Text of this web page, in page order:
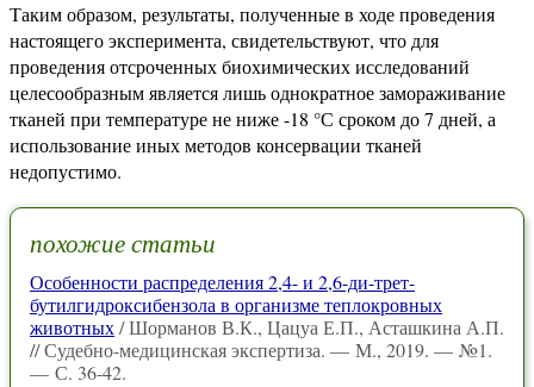
Таким образом, результаты, полученные в ходе проведения
настоящего эксперимента, свидетельствуют, что для
проведения отсроченных биохимических исследований
целесообразным является лишь однократное замораживание
тканей при температуре не ниже -18 °С сроком до 7 дней, а
использование иных методов консервации тканей
недопустимо.
похожие статьи
Особенности распределения 2,4- и 2,6-ди-трет-
бутилгидроксибензола в организме теплокровных
животных/ Шорманов В.К., Цацуа Е.П., Асташкина А.П.
// Судебно-медицинская экспертиза. — М., 2019. — №1.
— С. 36-42.